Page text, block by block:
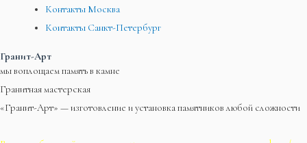
Контакты Москва
Контакты Санкт-Петербург
Гранит-Арт
мы воплощаем память в камне
Гранитная мастерская
«Гранит-Арт» — изготовление и установка памятников любой сложности